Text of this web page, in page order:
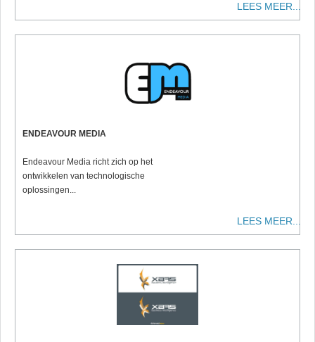
LEES MEER...
ENDEAVOUR MEDIA
Endeavour Media richt zich op het
ontwikkelen van technologische
oplossingen...
LEES MEER...